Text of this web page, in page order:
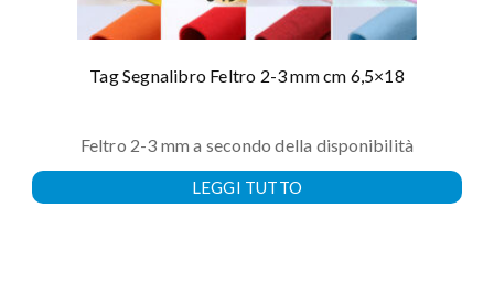
Tag Segnalibro Feltro 2-3 mm cm 6,5×18
Feltro 2-3 mm a secondo della disponibilità
LEGGI TUTTO